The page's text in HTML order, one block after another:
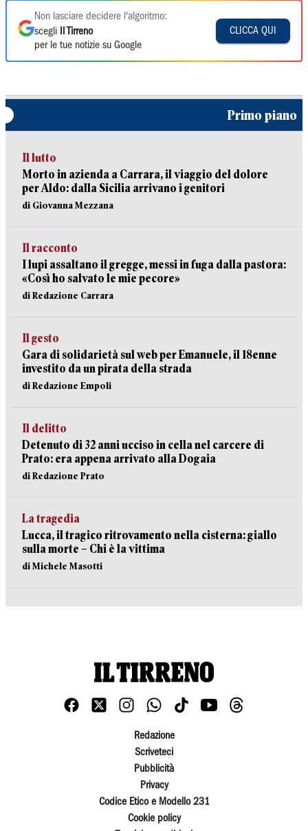
Non lasciare decidere l'algoritmo:
scegli
Il Tirreno
per le tue notizie su Google
CLICCA QUI
Primo piano
Il lutto
Morto in azienda a Carrara, il viaggio del dolore
per Aldo: dalla Sicilia arrivano i genitori
di Giovanna Mezzana
Il racconto
I lupi assaltano il gregge, messi in fuga dalla pastora:
«Così ho salvato le mie pecore»
di Redazione Carrara
Il gesto
Gara di solidarietà sul web per Emanuele, il 18enne
investito da un pirata della strada
di Redazione Empoli
Il delitto
Detenuto di 32 anni ucciso in cella nel carcere di
Prato: era appena arrivato alla Dogaia
di Redazione Prato
La tragedia
Lucca, il tragico ritrovamento nella cisterna: giallo
sulla morte – Chi è la vittima
di Michele Masotti
Redazione
Scriveteci
Pubblicità
Privacy
Codice Etico e Modello 231
Cookie policy